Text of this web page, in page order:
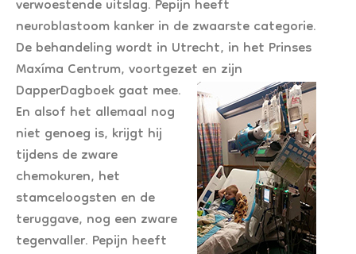
verwoestende uitslag. Pepijn heeft
neuroblastoom kanker in de zwaarste categorie.
De behandeling wordt in Utrecht, in het Prinses
Maxíma Centrum, voortgezet en zijn
DapperDagboek gaat mee.
En alsof het allemaal nog
niet genoeg is, krijgt hij
tijdens de zware
chemokuren, het
stamceloogsten en de
teruggave, nog een zware
tegenvaller. Pepijn heeft